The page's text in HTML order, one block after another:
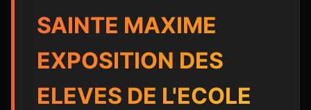
SAINTE MAXIME
EXPOSITION DES
ELEVES DE L'ECOLE